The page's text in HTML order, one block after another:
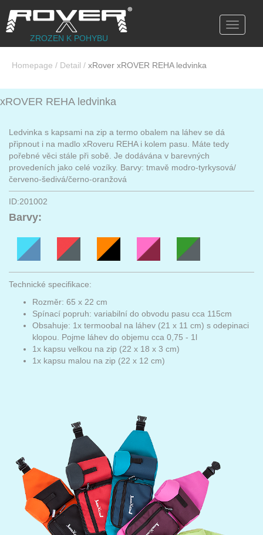
Toggle
ZROZEN K POHYBU
Homepage / Detail / xRover xROVER REHA ledvinka
xROVER REHA ledvinka
Ledvinka s kapsami na zip a termo obalem na láhev se dá
připnout i na madlo xRoveru REHA i kolem pasu. Máte tedy
pořebné věci stále při sobě. Je dodávána v barevných
provedeních jako celé vozíky. Barvy: tmavě modro-tyrkysová/
červeno-šedivá/černo-oranžová
ID:201002
Barvy:
Technické specifikace:
Rozměr: 65 x 22 cm
Spínací popruh: variabilní do obvodu pasu cca 115cm
Obsahuje: 1x termoobal na láhev (21 x 11 cm) s odepinaci
klopou. Pojme láhev do objemu cca 0,75 - 1l
1x kapsu velkou na zip (22 x 18 x 3 cm)
1x kapsu malou na zip (22 x 12 cm)